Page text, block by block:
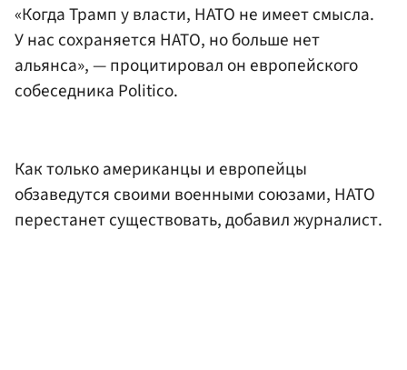
«Когда Трамп у власти, НАТО не имеет смысла.
У нас сохраняется НАТО, но больше нет
альянса», — процитировал он европейского
собеседника Politico.
Как только американцы и европейцы
обзаведутся своими военными союзами, НАТО
перестанет существовать, добавил журналист.